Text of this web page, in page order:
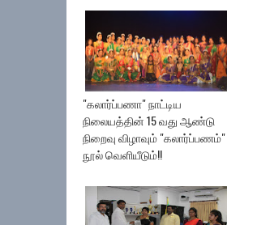
"கலார்ப்பணா" நாட்டிய
நிலையத்தின் 15 வது ஆண்டு
நிறைவு விழாவும் "கலார்ப்பணம்"
நூல் வெளியீடும்!!